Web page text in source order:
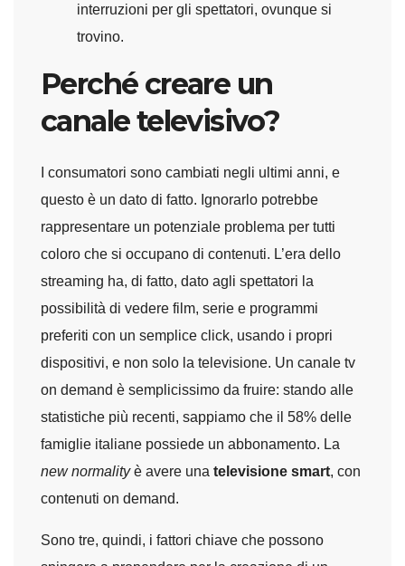
interruzioni per gli spettatori, ovunque si
trovino.
Perché creare un
canale televisivo?
I consumatori sono cambiati negli ultimi anni, e
questo è un dato di fatto. Ignorarlo potrebbe
rappresentare un potenziale problema per tutti
coloro che si occupano di contenuti. L’era dello
streaming ha, di fatto, dato agli spettatori la
possibilità di vedere film, serie e programmi
preferiti con un semplice click, usando i propri
dispositivi, e non solo la televisione. Un canale tv
on demand è semplicissimo da fruire: stando alle
statistiche più recenti, sappiamo che il 58% delle
famiglie italiane possiede un abbonamento. La
new normalityè avere una televisione smart, con
contenuti on demand.
Sono tre, quindi, i fattori chiave che possono